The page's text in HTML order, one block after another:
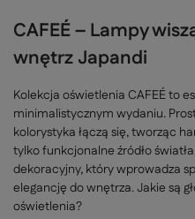
CAFEÉ– Lampy
wnętrz Japandi
Kolekcja oświetlenia CAFEÉto
minimalistycznym wydaniu.
kolorystyka łączą się, tworząc
tylko funkcjonalne źródło
dekoracyjny, który wprowadza
elegancję do wnętrza.Jakie są
oświetlenia?